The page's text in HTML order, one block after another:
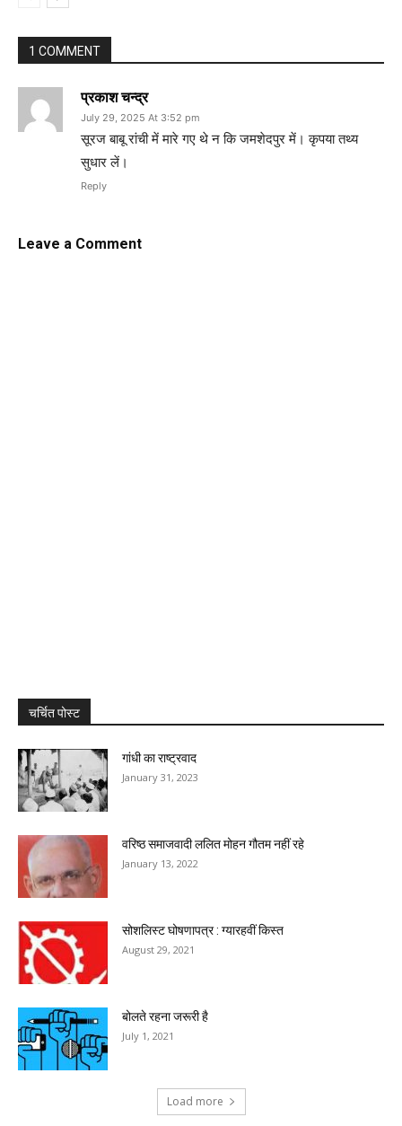
1 COMMENT
प्रकाश चन्द्र
July 29, 2025 At 3:52 pm
सूरज बाबू रांची में मारे गए थे न कि जमशेदपुर में। कृपया तथ्य
सुधार लें।
Reply
Leave a Comment
चर्चित पोस्ट
गांधी का राष्ट्रवाद
January 31, 2023
वरिष्ठ समाजवादी ललित मोहन गौतम नहीं रहे
January 13, 2022
सोशलिस्ट घोषणापत्र : ग्यारहवीं किस्त
August 29, 2021
बोलते रहना जरूरी है
July 1, 2021
Load more